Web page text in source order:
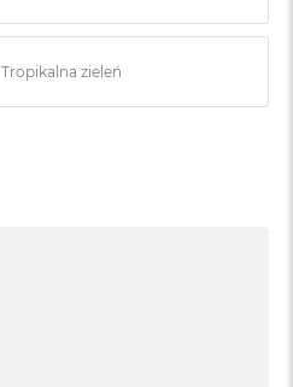
Tropikalna zieleń